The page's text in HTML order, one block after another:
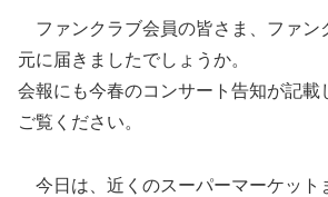
ファンクラブ会員の皆さま、ファン
元に届きましたでしょうか。
会報にも今春のコンサート告知が記載
ご覧ください。
今日は、近くのスーパーマーケット